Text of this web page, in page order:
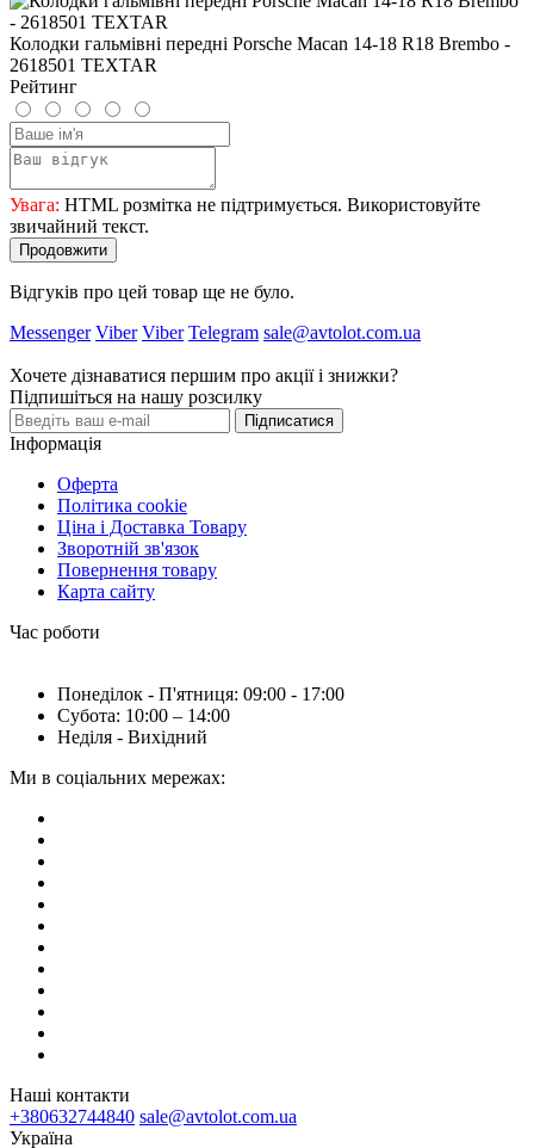
Колодки гальмівні передні Porsche Macan 14-18 R18 Brembo -
2618501 TEXTAR
Рейтинг
Увага: HTML розмітка не підтримується. Використовуйте
звичайний текст.
Продовжити
Відгуків про цей товар ще не було.
Messenger Viber Viber Telegram sale@avtolot.com.ua
Хочете дізнаватися першим про акції і знижки?
Підпишіться на нашу розсилку
Підписатися
Інформація
Оферта
Політика cookie
Ціна і Доставка Товару
Зворотній зв'язок
Повернення товару
Карта сайту
Час роботи
Понеділок - П'ятниця: 09:00 - 17:00
Субота: 10:00 – 14:00
Неділя - Вихідний
Ми в соціальних мережах:
Наші контакти
+380632744840 sale@avtolot.com.ua
Українa